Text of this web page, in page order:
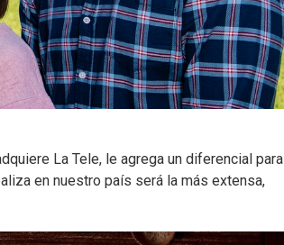
La Tele, le agrega un diferencial para
en nuestro país será la más extensa,